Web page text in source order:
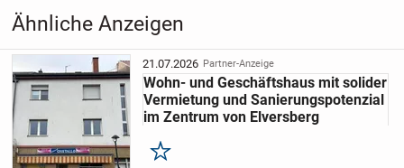
Ähnliche Anzeigen
21.07.2026 Partner-Anzeige
Wohn- und Geschäftshaus mit solider
Vermietung und Sanierungspotenzial
im Zentrum von Elversberg
Merken